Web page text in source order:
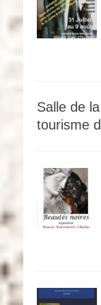
Salle de
tourisme